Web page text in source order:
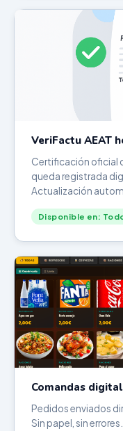
VeriFactu AEAT
Certificación oficial
queda registrada
Actualización
Disponible en:
Comandas
Pedidos enviados
Sin papel, sin